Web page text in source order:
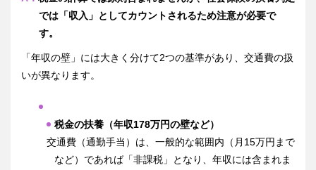
では「収入」としてカウントされるため注意が必要で
す。
「年収の壁」には大きく分けて2つの基準があり、交通費の扱
いが異なります。
税金の扶養（年収178万円の壁など）
交通費（通勤手当）は、一般的な範囲内（月15万円まで
など）であれば「非課税」となり、年収には含まれま